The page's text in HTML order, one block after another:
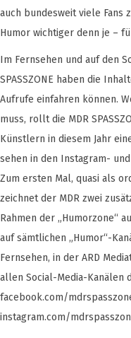
auch bundesweit viele Fans
Humor wichtiger denn je –
Im Fernsehen und auf den
SPASSZONE haben die
Aufrufe einfahren können.
muss, rollt die MDR
Künstlern in diesem Jahr
sehen in den Instagram-
Zum ersten Mal, quasi als
zeichnet der MDR zwei
Rahmen der „Humorzone“
auf sämtlichen „Humor“-
Fernsehen, in der ARD
allen Social-Media-Kanälen
facebook.com/
instagram.com/